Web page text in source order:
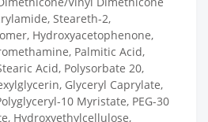
Steareth-2,
Hydroxyacetophenone,
Palmitic Acid,
Acid, Polysorbate 20,
Glyceryl Caprylate,
10 Myristate, PEG-30
Hydroxyethylcellulose,